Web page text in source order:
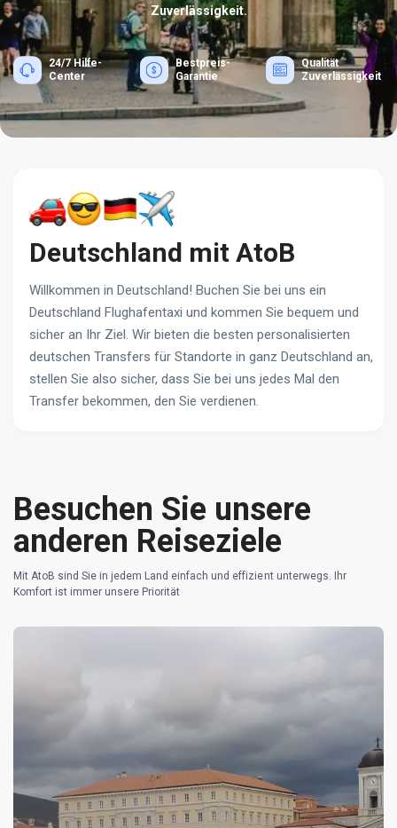
Zuverlässigkeit.
24/7 Hilfe-
Center
Bestpreis-
Garantie
Qualität
Zuverlässigkeit
Deutschland mit AtoB
Willkommen in Deutschland! Buchen Sie bei uns ein
Deutschland Flughafentaxi und kommen Sie bequem und
sicher an Ihr Ziel. Wir bieten die besten personalisierten
deutschen Transfers für Standorte in ganz Deutschland an,
stellen Sie also sicher, dass Sie bei uns jedes Mal den
Transfer bekommen, den Sie verdienen.
Besuchen Sie unsere
anderen Reiseziele
Mit AtoB sind Sie in jedem Land einfach und effizient unterwegs. Ihr
Komfort ist immer unsere Priorität